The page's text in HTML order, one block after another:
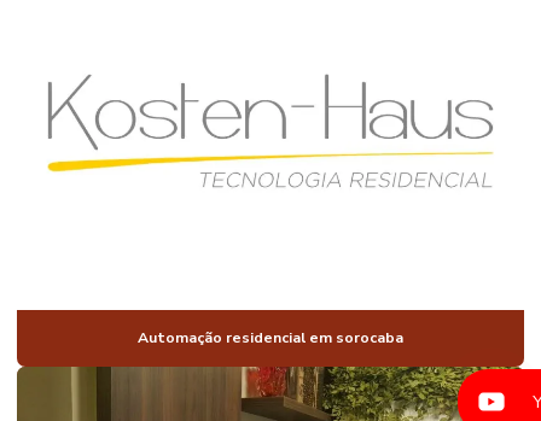
DE CASAS
LUXO
AUTOMAÇÃO
PARA CASAS
AUTOMAÇÃO
Automação residencial em sorocaba